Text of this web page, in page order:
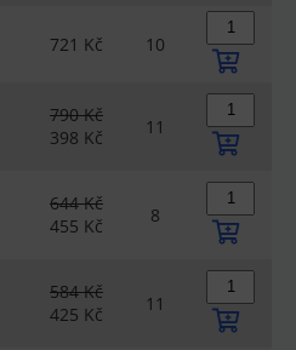
721 Kč 10
790 Kč
398 Kč
11
644 Kč
455 Kč
8
584 Kč
425 Kč
11